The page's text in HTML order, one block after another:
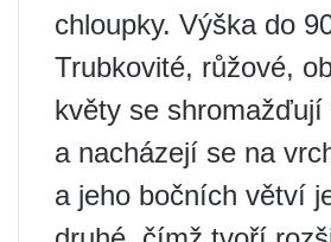
chloupky. Výška do
Trubkovité, růžové,
květy se
a nacházejí se na
a jeho bočních větví